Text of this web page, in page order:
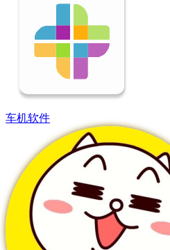
车机软件